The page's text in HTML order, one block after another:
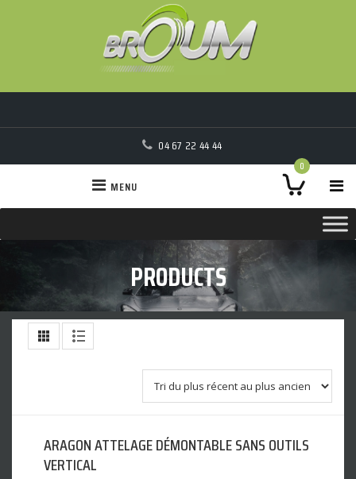
04 67 22 44 44
0
MENU
PRODUCTS
ARAGON ATTELAGE DÉMONTABLE SANS OUTILS
VERTICAL